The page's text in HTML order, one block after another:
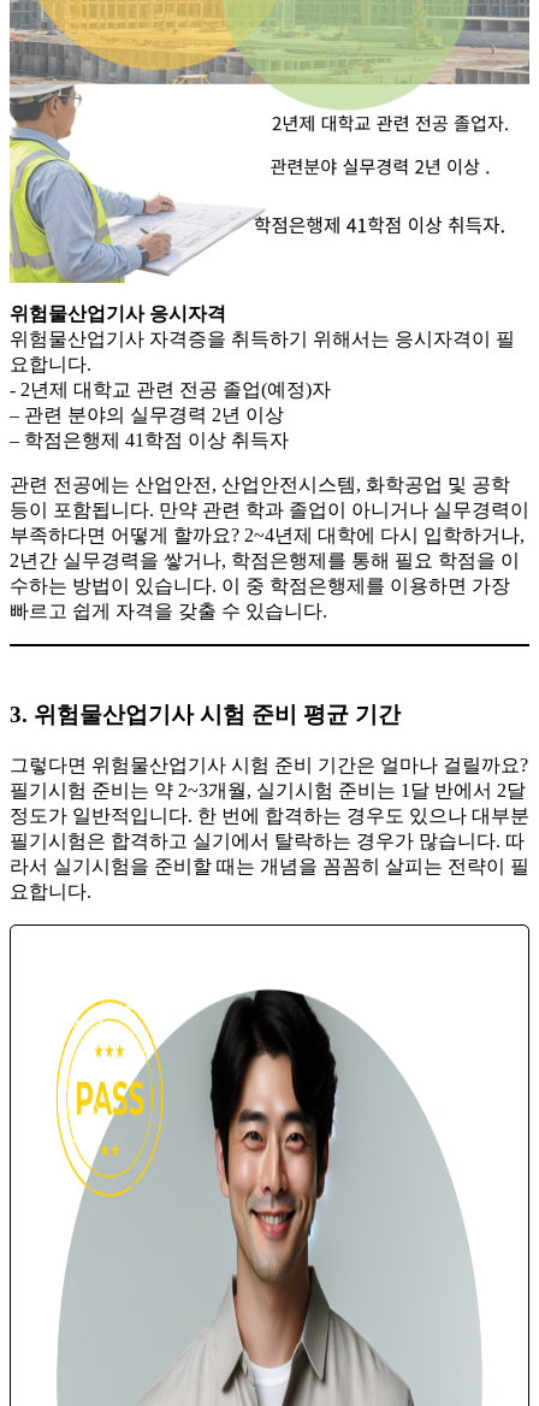
위험물산업기사 응시자격
위험물산업기사 자격증을 취득하기 위해서는 응시자격이 필
요합니다.
​- 2년제 대학교 관련 전공 졸업(예정)자
– 관련 분야의 실무경력 2년 이상
– 학점은행제 41학점 이상 취득자
관련 전공에는 산업안전, 산업안전시스템, 화학공업 및 공학
등이 포함됩니다. 만약 관련 학과 졸업이 아니거나 실무경력이
부족하다면 어떻게 할까요? 2~4년제 대학에 다시 입학하거나,
2년간 실무경력을 쌓거나, 학점은행제를 통해 필요 학점을 이
수하는 방법이 있습니다. 이 중 학점은행제를 이용하면 가장
빠르고 쉽게 자격을 갖출 수 있습니다.
3. 위험물산업기사 시험 준비 평균 기간
그렇다면 위험물산업기사 시험 준비 기간은 얼마나 걸릴까요?
필기시험 준비는 약 2~3개월, 실기시험 준비는 1달 반에서 2달
정도가 일반적입니다. 한 번에 합격하는 경우도 있으나 대부분
필기시험은 합격하고 실기에서 탈락하는 경우가 많습니다. 따
라서 실기시험을 준비할 때는 개념을 꼼꼼히 살피는 전략이 필
요합니다.